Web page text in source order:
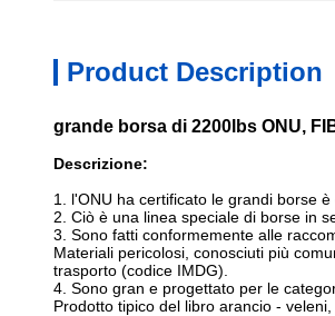
Product Description
grande borsa di 2200lbs ONU,
Descrizione:
1. l'ONU ha certificato le grandi borse
2. Ciò è una linea speciale di borse in
3. Sono fatti conformemente alle
Materiali pericolosi, conosciuti più
trasporto (codice IMDG).
4. Sono gran e progettato per le
Prodotto tipico del libro arancio - veleni,